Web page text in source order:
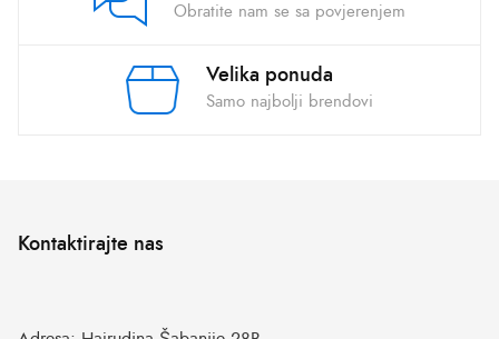
Obratite nam se sa povjerenjem
Velika ponuda
Samo najbolji brendovi
Kontaktirajte nas